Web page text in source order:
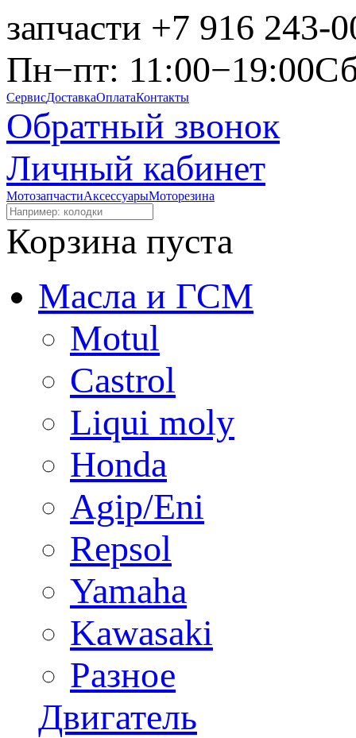
запчасти +7 916 243-
Пн−пт: 11:00−19:00
СервисДоставкаОплатаКонтакты
Обратный звонок
Личный кабинет
МотозапчастиАксессуарыМоторезина
Корзина пуста
Масла и ГСМ
Motul
Castrol
Liqui moly
Honda
Agip/Eni
Repsol
Yamaha
Kawasaki
Разное
Двигатель